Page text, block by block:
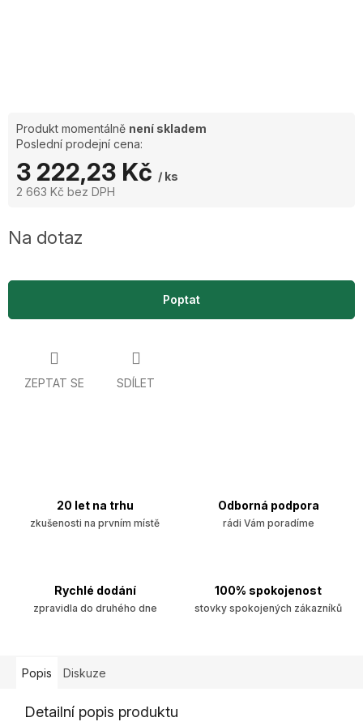
Produkt momentálně není skladem
Poslední prodejní cena:
3 222,23 Kč / ks
2 663 Kč bez DPH
Na dotaz
Poptat
ZEPTAT SE SDÍLET
20 let na trhu
zkušenosti na prvním místě
Odborná podpora
rádi Vám poradíme
Rychlé dodání
zpravidla do druhého dne
100% spokojenost
stovky spokojených zákazníků
Popis Diskuze
Detailní popis produktu